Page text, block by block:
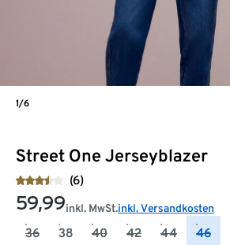
Street One Jerseyblazer
(6)
59,99inkl. MwSt.inkl. Versandkosten
36 38 40 42 44 46
1/6